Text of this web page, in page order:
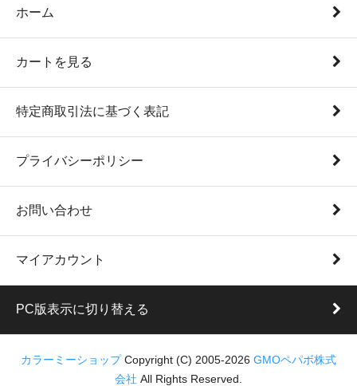
ホーム
カートを見る
特定商取引法に基づく表記
プライバシーポリシー
お問い合わせ
マイアカウント
PC版表示に切り替える
カラーミーショップ Copyright (C) 2005-2026 GMOペパボ株式
会社 All Rights Reserved.